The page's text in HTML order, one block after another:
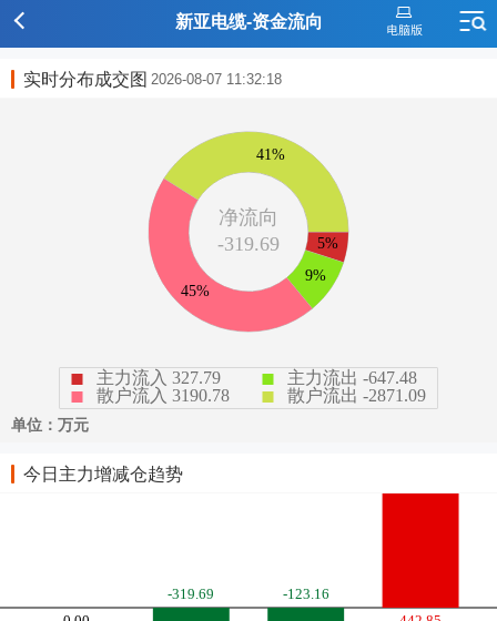
新亚电缆-资金流向
实时分布成交图 2026-08-07 11:32:18
今日主力增减仓趋势